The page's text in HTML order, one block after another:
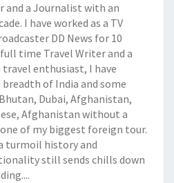
and a Journalist with an
I have worked as a TV
DD News for 10
time Travel Writer and a
travel enthusiast, I have
of India and some
Dubai, Afghanistan,
Afghanistan without a
of my biggest foreign tour.
turmoil history and
still sends chills down